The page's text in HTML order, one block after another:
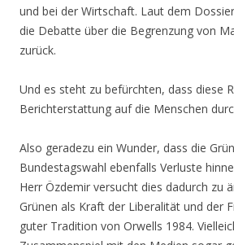
und bei der Wirtschaft. Laut dem
die Debatte über die Begrenzung von
zurück.
Und es steht zu befürchten, dass diese
Berichterstattung auf die Menschen
Also geradezu ein Wunder, dass die
Bundestagswahl ebenfalls Verluste
Herr Özdemir versucht dies dadurch zu
Grünen als Kraft der Liberalität und der
guter Tradition von Orwells 1984.